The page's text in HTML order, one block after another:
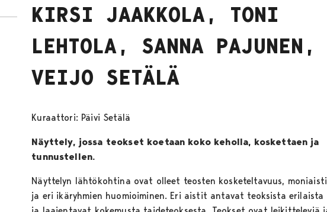
KIRSI JAAKKOLA, TONI
LEHTOLA, SANNA PAJUNEN,
VEIJO SETÄLÄ
Kuraattori: Päivi Setälä
Näyttely, jossa teokset koetaan koko keholla, koskettaen ja
tunnustellen.
Näyttelyn lähtökohtina ovat olleet teosten kosketeltavuus,
ja eri ikäryhmien huomioiminen. Eri aistit antavat teoksista